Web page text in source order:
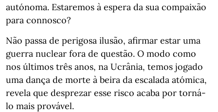
autónoma. Estaremos à espera da sua compaixão
para connosco?
Não passa de perigosa ilusão, afirmar estar uma
guerra nuclear fora de questão. O modo como
nos últimos três anos, na Ucrânia, temos jogado
uma dança de morte à beira da escalada atómica,
revela que desprezar esse risco acaba por torná-
lo mais provável.